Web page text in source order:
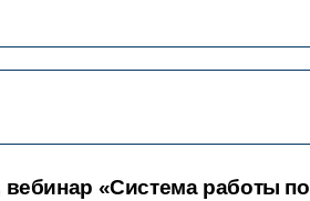
вебинар «Система работы по